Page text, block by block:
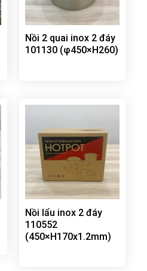
Nồi 2 quai inox 2 đáy
101130 (φ450×H260)
Nồi lẩu inox 2 đáy
110552
(450×H170x1.2mm)